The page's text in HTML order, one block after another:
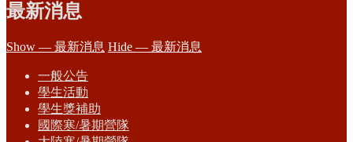
最新消息
Show — 最新消息 Hide — 最新消息
一般公告
學生活動
學生獎補助
國際寒/暑期營隊